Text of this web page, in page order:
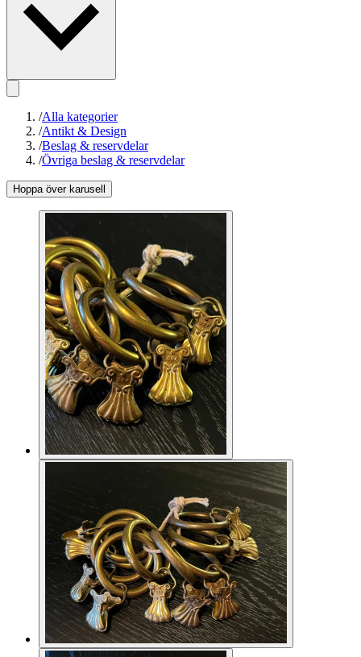
/Alla kategorier
/Antikt & Design
/Beslag & reservdelar
/Övriga beslag & reservdelar
Hoppa över karusell